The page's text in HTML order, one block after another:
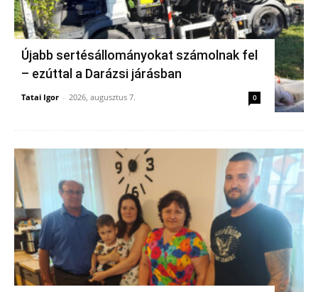
Újabb sertésállományokat számolnak fel
– ezúttal a Darázsi járásban
Tatai Igor - 2026, augusztus 7. 0